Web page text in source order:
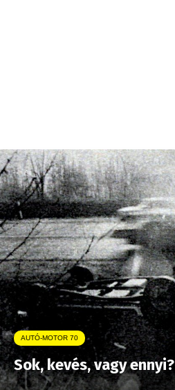
AUTÓ-MOTOR 70
Sok, kevés, vagy ennyi?